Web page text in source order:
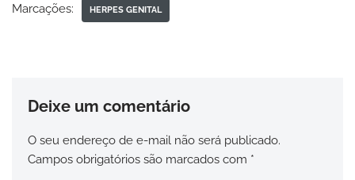
Marcações: HERPES GENITAL
Deixe um comentário
O seu endereço de e-mail não será publicado.
Campos obrigatórios são marcados com *